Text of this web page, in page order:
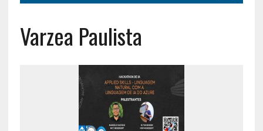
Varzea Paulista